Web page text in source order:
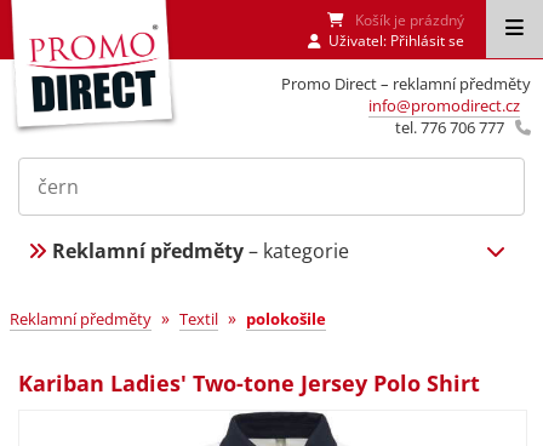
Promo Direct – reklamní předměty
info@promodirect.cz
tel. 776 706 777
Košík je prázdný
Uživatel: Přihlásit se
Reklamní předměty– kategorie
Reklamní předměty » Textil » polokošile
Kariban Ladies' Two-tone Jersey Polo Shirt